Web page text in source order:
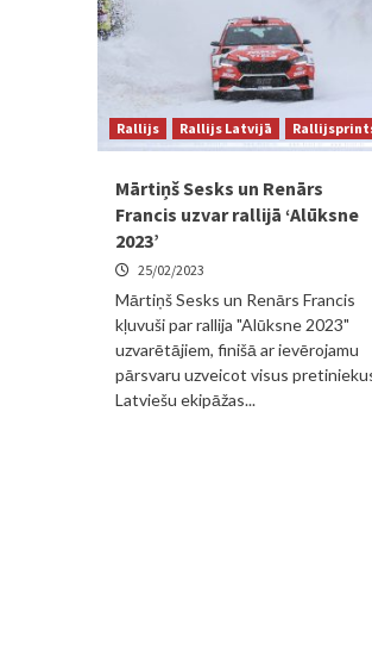
Rallijs Rallijs Latvijā
Mārtiņš Sesks un Renārs
Francis uzvar rallijā ‘Alūksne
2023’
25/02/2023
Mārtiņš Sesks un Renārs Francis
kļuvuši par rallija "Alūksne 2023"
uzvarētājiem, finišā ar ievērojamu
pārsvaru uzveicot visus
Latviešu ekipāžas...